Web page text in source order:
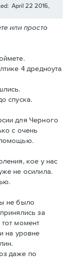
April 22 2016,
или просто
4 дредноута
спуска.
для Черного
с очень
помощью.
кое у нас
не осилила.
не было
за
момент
на уровне
даже по